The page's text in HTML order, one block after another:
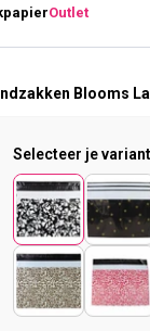
Outlet
Blooms
Selecteer je